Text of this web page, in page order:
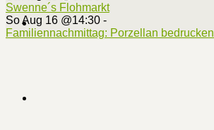
Swenne´s Flohmarkt
So Aug 16 @14:30 -
Familiennachmittag: Porzellan bedrucken